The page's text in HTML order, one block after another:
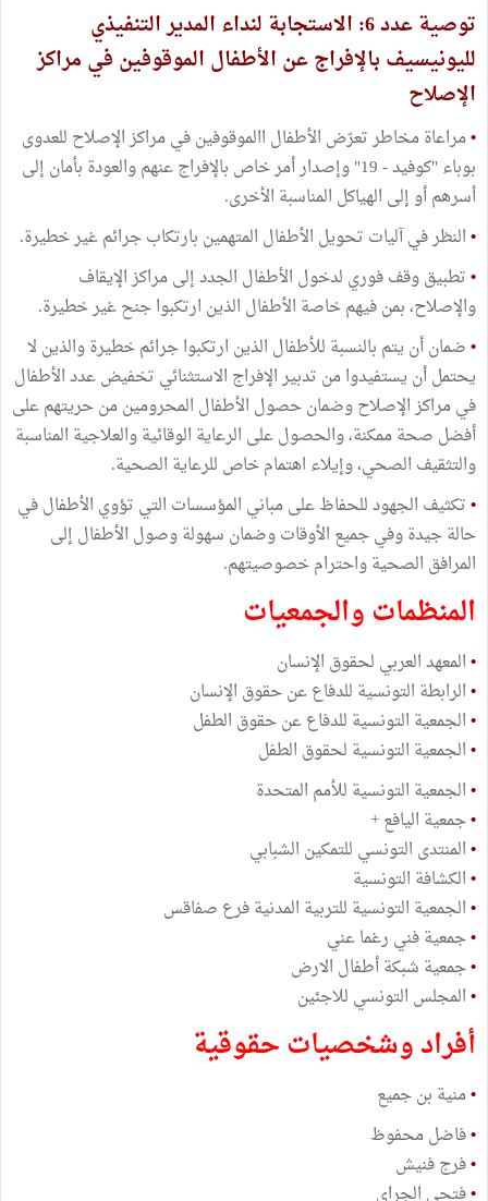
توصية عدد 6: الاستجابة لنداء المدير التنفيذي
لليونيسيف بالإفراج عن الأطفال الموقوفين في مراكز
الإصلاح
•مراعاة مخاطر تعرّض الأطفال االموقوفين في مراكز الإصلاح للعدوى
بوباء "كوفيد - 19" وإصدار أمر خاص بالإفراج عنهم والعودة بأمان إلى
أسرهم أو إلى الهياكل المناسبة الأخرى.
•النظر في آليات تحويل الأطفال المتهمين بارتكاب جرائم غير خطيرة.
•تطبيق وقف فوري لدخول الأطفال الجدد إلى مراكز الإيقاف
والإصلاح، بمن فيهم خاصة الأطفال الذين ارتكبوا جنح غير خطيرة.
•ضمان أن يتم بالنسبة للأطفال الذين ارتكبوا جرائم خطيرة والذين لا
يحتمل أن يستفيدوا من تدبير الإفراج الاستثنائي تخفيض عدد الأطفال
في مراكز الإصلاح وضمان حصول الأطفال المحرومين من حريتهم على
أفضل صحة ممكنة، والحصول على الرعاية الوقائية والعلاجية المناسبة
والتثقيف الصحي، وإيلاء اهتمام خاص للرعاية الصحية.
•تكثيف الجهود للحفاظ على مباني المؤسسات التي تؤوي الأطفال في
حالة جيدة وفي جميع الأوقات وضمان سهولة وصول الأطفال إلى
المرافق الصحية واحترام خصوصيتهم.
المنظمات والجمعيات
•المعهد العربي لحقوق الإنسان
•الرابطة التونسية للدفاع عن حقوق الإنسان
•الجمعية التونسية للدفاع عن حقوق الطفل
•الجمعية التونسية لحقوق الطفل
•الجمعية التونسية للأمم المتحدة
•جمعية اليافع +
•المنتدى التونسي للتمكين الشبابي
•الكشافة التونسية
•الجمعية التونسية للتربية المدنية فرع صفاقس
•جمعية فني رغما عني
•جمعية شبكة أطفال الارض
•المجلس التونسي للاجئين
أفراد وشخصيات حقوقية
•منية بن جميع
•فاضل محفوظ
•فرج فنيش